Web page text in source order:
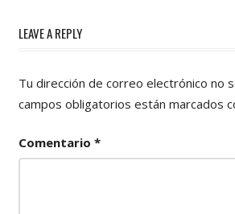
LEAVE A REPLY
Tu dirección de correo electrónico no
campos obligatorios están marcados
Comentario *